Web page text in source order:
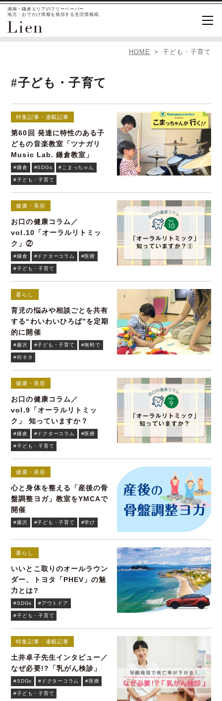
湘南・鎌倉エリアのフリーペーパー
地元・おでかけ情報を発信する生活情報紙
HOME 子ども・子育て
#子ども・子育て
特集記事・連載記事
第60回 発達に特性のある子
どもの音楽教室「ツナガリ
Music Lab. 鎌倉教室」
#鎌倉 #SDGs #こまっちゃん
#子ども・子育て
健康・美容
お口の健康コラム／
vol.10「オーラルリトミッ
ク」②
#鎌倉 #ドクターコラム #医療
#子ども・子育て
暮らし
育児の悩みや相談ごとを共有
する“わいわいひろば”を定期
的に開催
#藤沢 #子ども・子育て #無料で
#街ネタ
健康・美容
お口の健康コラム／
vol.9「オーラルリトミッ
ク」 知っていますか？
#鎌倉 #ドクターコラム #医療
#子ども・子育て
健康・美容
心と身体を整える「産後の骨
盤調整ヨガ」教室をYMCAで
開催
#藤沢 #子ども・子育て #学び
暮らし
いいとこ取りのオールラウン
ダー、トヨタ「PHEV」の魅
力とは?
#SDGs #アウトドア
#子ども・子育て
特集記事・連載記事
土井卓子先生インタビュー／
なぜ必要!?「乳がん検診」
#SDGs #ドクターコラム #医療
#子ども・子育て